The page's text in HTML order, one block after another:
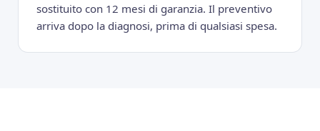
sostituito con 12 mesi di garanzia. Il preventivo
arriva dopo la diagnosi, prima di qualsiasi spesa.